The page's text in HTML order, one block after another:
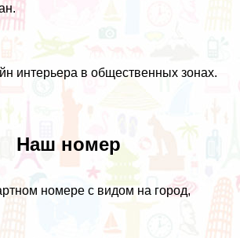
интерьера в общественных зонах.
Наш номер
номере с видом на город,